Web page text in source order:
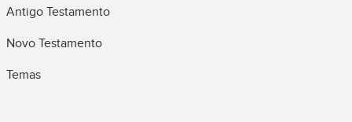
Antigo Testamento
Novo Testamento
Temas